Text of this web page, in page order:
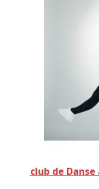
club de Danse